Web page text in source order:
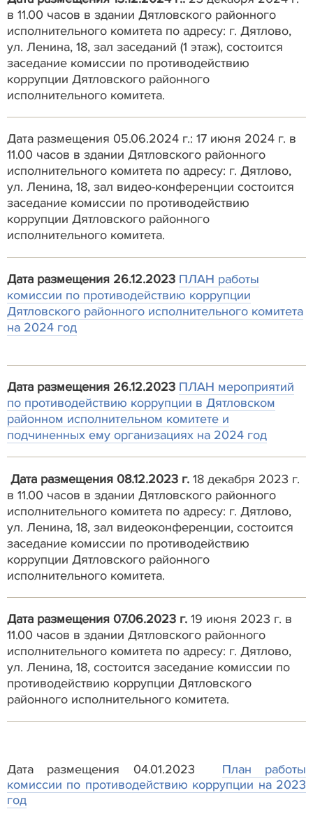
в 11.00 часов в здании Дятловского районного
исполнительного комитета по адресу: г. Дятлово,
ул. Ленина, 18, зал заседаний (1 этаж), состоится
заседание комиссии по противодействию
коррупции Дятловского районного
исполнительного комитета.
Дата размещения 05.06.2024 г.: 17 июня 2024 г. в
11.00 часов в здании Дятловского районного
исполнительного комитета по адресу: г. Дятлово,
ул. Ленина, 18, зал видео-конференции состоится
заседание комиссии по противодействию
коррупции Дятловского районного
исполнительного комитета.
Дата размещения 26.12.2023 ПЛАН работы
комиссии по противодействию коррупции
Дятловского районного исполнительного комитета
на 2024 год
Дата размещения 26.12.2023 ПЛАН мероприятий
по противодействию коррупции в Дятловском
районном исполнительном комитете и
подчиненных ему организациях на 2024 год
Дата размещения 08.12.2023 г. 18 декабря 2023 г.
в 11.00 часов в здании Дятловского районного
исполнительного комитета по адресу: г. Дятлово,
ул. Ленина, 18, зал видеоконференции, состоится
заседание комиссии по противодействию
коррупции Дятловского районного
исполнительного комитета.
Дата размещения 07.06.2023 г. 19 июня 2023 г. в
11.00 часов в здании Дятловского районного
исполнительного комитета по адресу: г. Дятлово,
ул. Ленина, 18, состоится заседание комиссии по
противодействию коррупции Дятловского
районного исполнительного комитета.
Дата размещения 04.01.2023 План работы
комиссии по противодействию коррупции на 2023
год